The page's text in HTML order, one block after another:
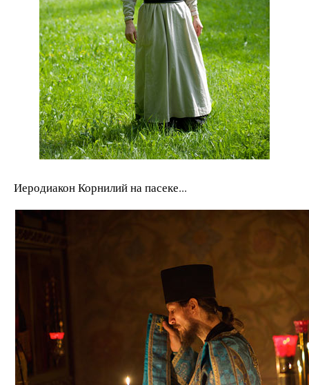
Иеродиакон Корнилий на пасеке...